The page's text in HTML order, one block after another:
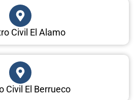
Civil El Alamo
Civil El Berrueco